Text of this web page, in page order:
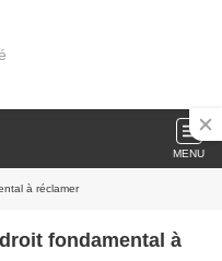
MENU
à réclamer
fondamental à